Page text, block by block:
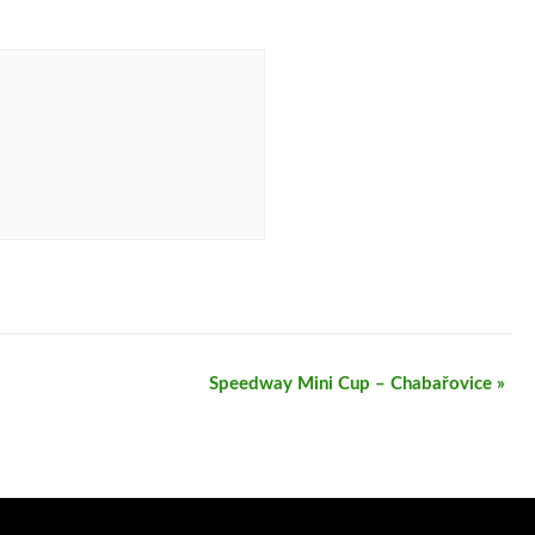
Speedway Mini Cup – Chabařovice »